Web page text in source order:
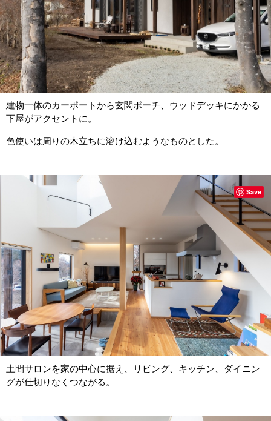
建物一体のカーポートから玄関ポーチ、ウッドデッキにかかる
下屋がアクセントに。
色使いは周りの木立ちに溶け込むようなものとした。
土間サロンを家の中心に据え、リビング、キッチン、ダイニン
グが仕切りなくつながる。
Save